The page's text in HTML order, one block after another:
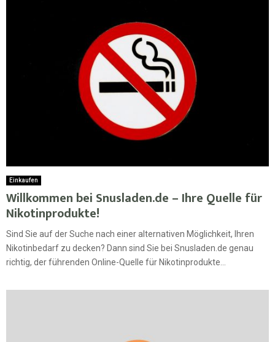
Einkaufen
Willkommen bei Snusladen.de – Ihre Quelle für
Nikotinprodukte!
Sind Sie auf der Suche nach einer alternativen Möglichkeit, Ihren
Nikotinbedarf zu decken? Dann sind Sie bei Snusladen.de genau
richtig, der führenden Online-Quelle für Nikotinprodukte...